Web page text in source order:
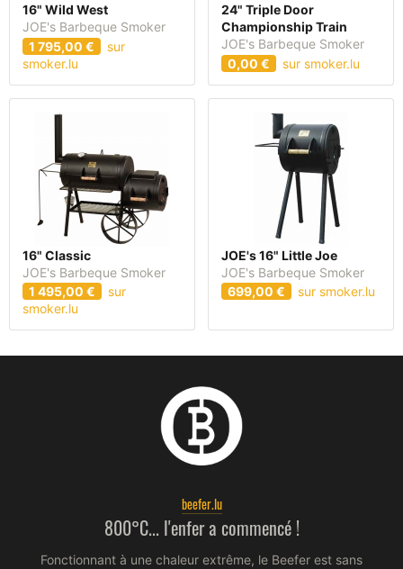
16" Wild West
JOE's Barbeque Smoker
1 795,00 €
sur
smoker.lu
24" Triple Door
Championship Train
JOE's Barbeque Smoker
0,00 €
sur smoker.lu
16" Classic
JOE's Barbeque Smoker
1 495,00 €
sur
smoker.lu
JOE's 16" Little Joe
JOE's Barbeque Smoker
699,00 €
sur smoker.lu
beefer.lu
800°C... l'enfer a commencé !
Fonctionnant à une chaleur extrême, le Beefer est sans